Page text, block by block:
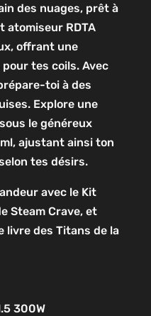
des nuages, prêt à
atomiseur RDTA
offrant une
tes coils. Avec
toi à des
Explore une
le généreux
ajustant ainsi ton
tes désirs.
avec le Kit
Steam Crave, et
livre des Titans de la
300W